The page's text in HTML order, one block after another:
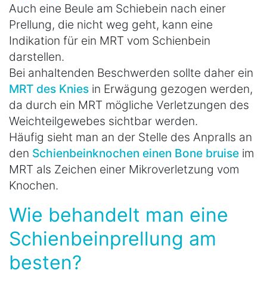
Auch eine Beule am Schiebein nach einer
Prellung, die nicht weg geht, kann eine
Indikation für ein MRT vom Schienbein
darstellen.
Bei anhaltenden Beschwerden sollte daher ein
MRT des Knies in Erwägung gezogen werden,
da durch ein MRT mögliche Verletzungen des
Weichteilgewebes sichtbar werden.
Häufig sieht man an der Stelle des Anpralls an
den Schienbeinknochen einen Bone bruise im
MRT als Zeichen einer Mikroverletzung vom
Knochen.
Wie behandelt man eine
Schienbeinprellung am
besten?